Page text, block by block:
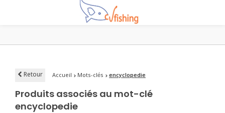
Retour Accueil Mots-clés encyclopedie
Produits associés au mot-clé
encyclopedie